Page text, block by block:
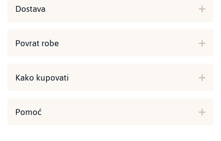
Dostava
Povrat robe
Kako kupovati
Pomoć